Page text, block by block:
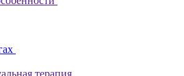
терапия